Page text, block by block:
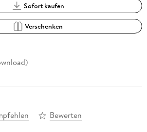
Sofort kaufen
Verschenken
Bewerten